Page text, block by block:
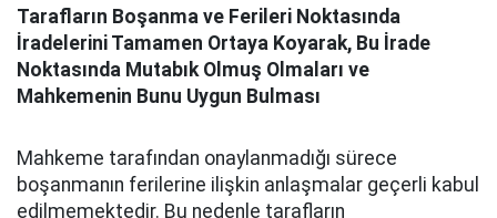
Tarafların Boşanma ve Ferileri Noktasında
İradelerini Tamamen Ortaya Koyarak, Bu İrade
Noktasında Mutabık Olmuş Olmaları ve
Mahkemenin Bunu Uygun Bulması
Mahkeme tarafından onaylanmadığı sürece
boşanmanın ferilerine ilişkin anlaşmalar geçerli kabul
edilmemektedir. Bu nedenle tarafların